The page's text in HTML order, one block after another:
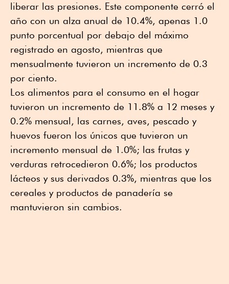
liberar las presiones. Este componente cerró el
año con un alza anual de 10.4%, apenas 1.0
punto porcentual por debajo del máximo
registrado en agosto, mientras que
mensualmente tuvieron un incremento de 0.3
por ciento.
Los alimentos para el consumo en el hogar
tuvieron un incremento de 11.8% a 12 meses y
0.2% mensual, las carnes, aves, pescado y
huevos fueron los únicos que tuvieron un
incremento mensual de 1.0%; las frutas y
verduras retrocedieron 0.6%; los productos
lácteos y sus derivados 0.3%, mientras que los
cereales y productos de panadería se
mantuvieron sin cambios.